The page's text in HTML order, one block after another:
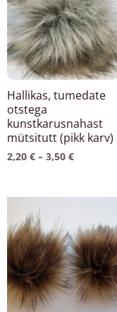
Hallikas, tumedate
otstega
kunstkarusnahast
mütsitutt (pikk karv)
2,20 € – 3,50 €
mitu
varianti.
Valikuid
saab
teha
tootelehel.
kuni
3,50 €
tootel
on
mitu
varianti.
Valikuid